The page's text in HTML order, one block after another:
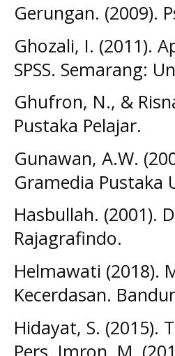
Gerungan. (2009).
Ghozali, I. (2011).
SPSS. Semarang:
Ghufron, N., &
Pustaka Pelajar.
Gunawan, A.W.
Gramedia Pustaka
Hasbullah. (2001).
Rajagrafindo.
Helmawati (2018).
Kecerdasan.
Hidayat, S. (2015).
Pers. Imron, M.